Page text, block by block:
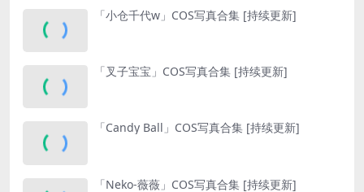
「小仓千代w」COS写真合集 [持续更新]
「叉子宝宝」COS写真合集 [持续更新]
「Candy Ball」COS写真合集 [持续更新]
「Neko-薇薇」COS写真合集 [持续更新]